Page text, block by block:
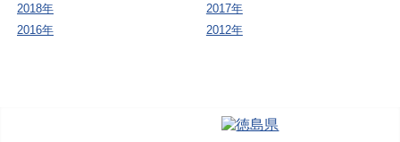
2018年
2017年
2016年
2012年